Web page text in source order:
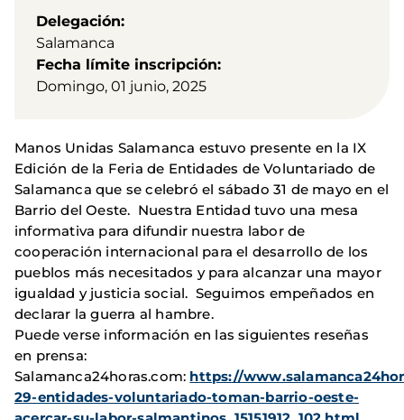
Delegación
Salamanca
Fecha límite inscripción
Domingo, 01 junio, 2025
Manos Unidas Salamanca estuvo presente en la IX
Edición de la Feria de Entidades de Voluntariado de
Salamanca que se celebró el sábado 31 de mayo en el
Barrio del Oeste. Nuestra Entidad tuvo una mesa
informativa para difundir nuestra labor de
cooperación internacional para el desarrollo de los
pueblos más necesitados y para alcanzar una mayor
igualdad y justicia social. Seguimos empeñados en
declarar la guerra al hambre.
Puede verse información en las siguientes reseñas
en prensa:
Salamanca24horas.com: https://
29-entidades-voluntariado-toman-barrio-oeste-